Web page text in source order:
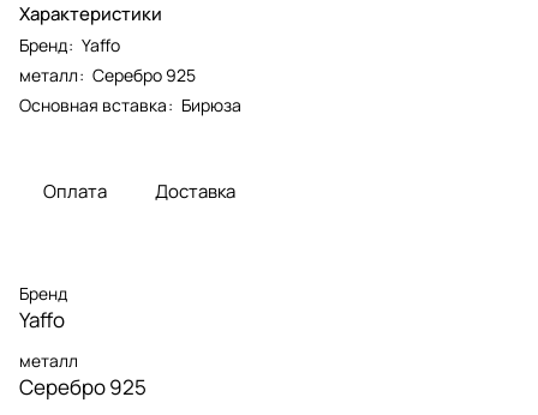
Характеристики
Бренд: Yaffo
металл: Серебро 925
Основная вставка: Бирюза
Оплата Доставка
Бренд
Yaffo
металл
Серебро 925